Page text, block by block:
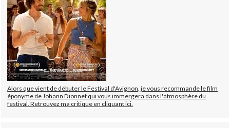
Alors que vient de débuter le Festival d'Avignon, je vous recommande le film
éponyme de Johann Dionnet qui vous immergera dans l'atmosphère du
festival. Retrouvez ma critique en cliquant ici.